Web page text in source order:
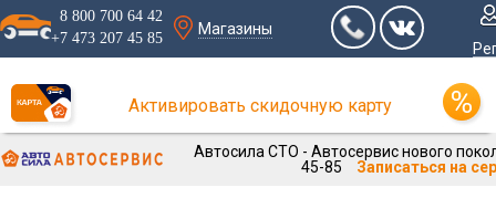
8 800 700 64 42
+7 473 207 45 85
Магазины
Активировать скидочную карту
Автосила СТО - Автосервис нового
45-85
Записаться на